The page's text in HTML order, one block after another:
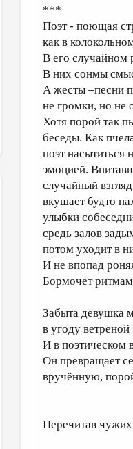
***
Поэт - поющая
как в
В его случайном
В них сонмы
А жесты –песни
не громки, но не
Хотя порой так
беседы. Как
поэт насытиться
эмоцией.
случайный
вкушает будто
улыбки
средь залов
потом уходит в
И не впопад
Бормочет
Забыта девушка
в угоду ветреной
И в поэтическом
Он превращает
вручённую,
Перечитав чужих